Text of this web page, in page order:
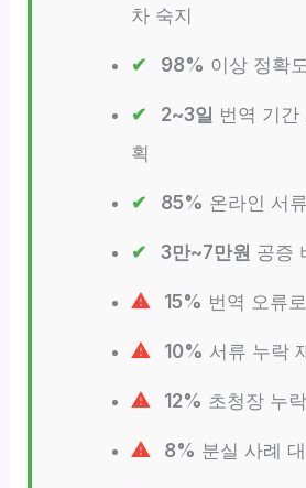
차 숙지
98% 이상 정확
2~3일 번역 기간
획
85% 온라인 서
3만~7만원 공증
15% 번역 오류
10% 서류 누락
12% 초청장 누
8% 분실 사례